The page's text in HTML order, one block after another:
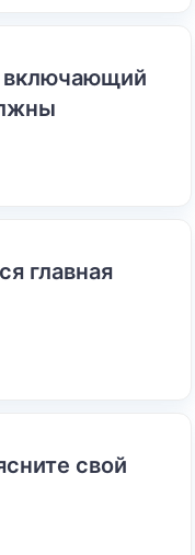
включающий
главная
свой